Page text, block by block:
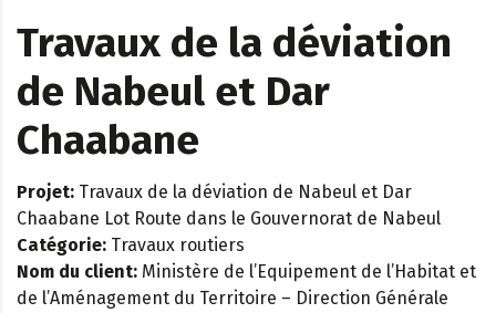
Travaux de la déviation
de Nabeul et Dar
Chaabane
Projet: Travaux de la déviation de Nabeul et Dar
Chaabane Lot Route dans le Gouvernorat de Nabeul
Catégorie: Travaux routiers
Nom du client: Ministère de l’Equipement de l’Habitat et
de l’Aménagement du Territoire – Direction Générale